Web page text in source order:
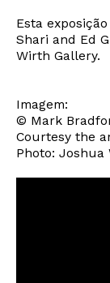
Esta
Shari and Ed
Wirth Gallery.
Imagem:
© Mark
Courtesy the
Photo: Joshua